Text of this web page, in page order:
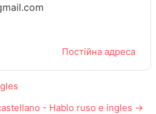
Постійна адреса
- Hablo ruso e ingles →